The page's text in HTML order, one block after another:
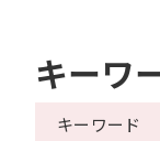
キーワ
キーワード